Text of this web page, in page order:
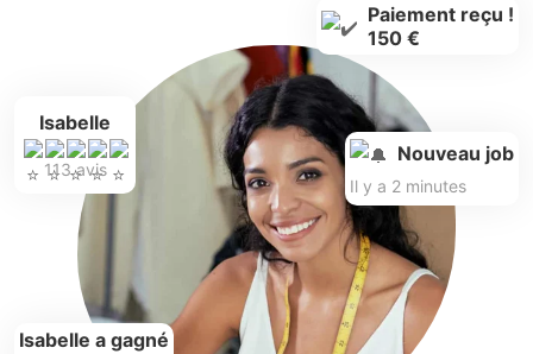
Isabelle
113 avis
Isabelle a gagné
Paiement reçu !
150 €
Nouveau job
Il y a 2 minutes